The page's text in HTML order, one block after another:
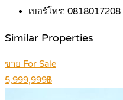
เบอร์โทร: 0818017208
Similar Properties
ขาย For Sale
5,999,999฿